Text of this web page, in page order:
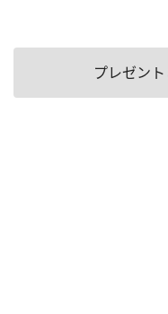
プレゼン